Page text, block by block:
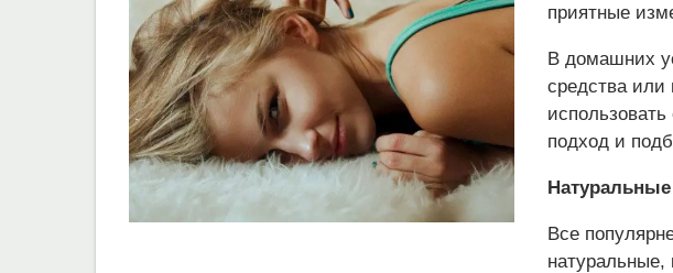
приятные
В домашних
средства или
подход и
Все
натуральные,